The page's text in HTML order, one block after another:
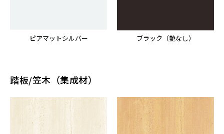
ピアマットシルバー ブラック（艶なし）
踏板/笠木（集成材）